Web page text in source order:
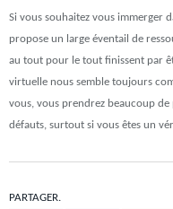
Si vous souhaitez vous immerger
propose un large éventail de
au tout pour le tout finissent par
virtuelle nous semble toujours
vous, vous prendrez beaucoup de
défauts, surtout si vous êtes un
PARTAGER.